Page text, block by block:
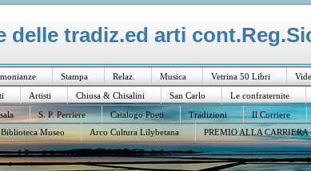
delle tradiz.ed arti
Stampa Relaz. Musica Vetrina 50 Libri
Artisti Chiusa & Chisalini San Carlo Le confraternite
S. P. Perriere Catalogo Poeti Tradizioni Il Corriere
Biblioteca Museo Arco Cultura Lilybetana PREMIO ALLA CARRIERA